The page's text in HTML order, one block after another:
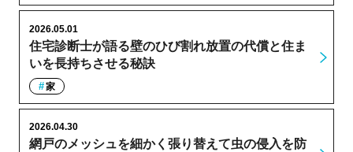
住宅診断士が語る壁のひび割れ放置の代償と住ま
いを長持ちさせる秘訣
2026.05.01
家
網戸のメッシュを細かく張り替えて虫の侵入を防
2026.04.30